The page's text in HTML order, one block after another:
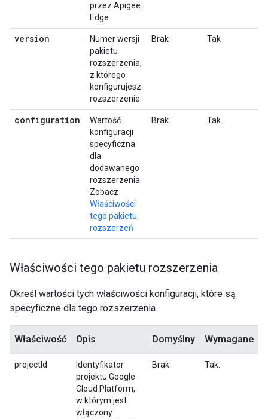
przez Apigee
Edge.
version
Numer wersji
pakietu
rozszerzenia,
z którego
konfigurujesz
rozszerzenie.
Brak Tak
configuration
Wartość
konfiguracji
specyficzna
dla
dodawanego
rozszerzenia.
Zobacz
Właściwości
tego pakietu
rozszerzeń
Brak Tak
Właściwości tego pakietu rozszerzenia
Określ wartości tych właściwości konfiguracji, które są
specyficzne dla tego rozszerzenia.
Właściwość Opis Domyślny Wymagane
projectId
Identyfikator
projektu Google
Cloud Platform,
w którym jest
włączony
Brak. Tak.